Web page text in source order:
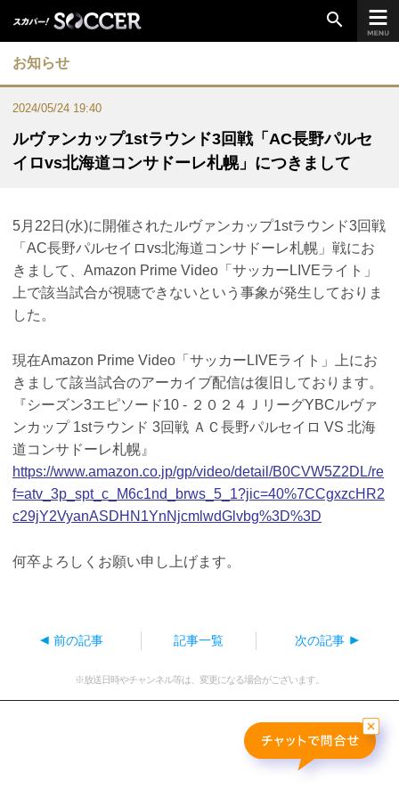
放送リーグ
天皇杯
高円宮杯
UEFAチャンピオンズリーグ
生中継／
初回放送スケジュール
おすすめ番組
Jリーグラボ
Jリーグクラブ応援番組
search
お知らせ
2024/05/24 19:40
ルヴァンカップ1stラウンド3回戦「AC長野パルセ
イロvs北海道コンサドーレ札幌」につきまして
5月22日(水)に開催されたルヴァンカップ1stラウンド3回戦
「AC長野パルセイロvs北海道コンサドーレ札幌」戦にお
きまして、Amazon Prime Video「サッカーLIVEライト」
上で該当試合が視聴できないという事象が発生しておりま
した。
現在Amazon Prime Video「サッカーLIVEライト」上にお
きまして該当試合のアーカイブ配信は復旧しております。
『シーズン3エピソード10 - ２０２４ＪリーグYBCルヴァ
ンカップ 1stラウンド 3回戦 ＡＣ長野パルセイロ VS 北海
道コンサドーレ札幌』
https://www.amazon.co.jp/gp/video/detail/B0CVW5Z2DL/re
f=atv_3p_spt_c_M6c1nd_brws_5_1?jic=40%7CCgxzcHR2
c29jY2VyanASDHN1YnNjcmlwdGlvbg%3D%3D
何卒よろしくお願い申し上げます。
前の記事 記事一覧 次の記事
※放送日時やチャンネル等は、変更になる場合がございます。